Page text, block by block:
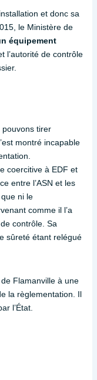
et donc sa
le Ministère de
équipement
l’autorité de contrôle
pouvons tirer
montré incapable
coercitive à EDF et
entre l’ASN et les
ni le
comme il l’a
contrôle. Sa
sûreté étant relégué
Flamanville à une
la règlementation. Il
l’État.